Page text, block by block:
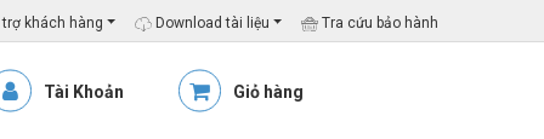
khách hàng Download tài liệu Tra cứu bảo hành
Tài Khoản Giỏ hàng